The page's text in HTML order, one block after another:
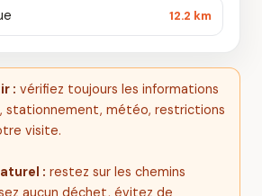
12.2 km
: vérifiez toujours les informations
stationnement, météo, restrictions
visite.
: restez sur les chemins
aucun déchet, évitez de